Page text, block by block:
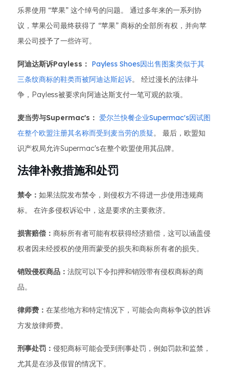
乐界使用 “苹果” 这个绰号的问题。 通过多年来的一系列协
议，苹果公司最终获得了 “苹果” 商标的全部所有权，并向苹
果公司授予了一些许可。
阿迪达斯诉Payless： Payless Shoes因出售图案类似于其
三条纹商标的鞋类而被阿迪达斯起诉。 经过漫长的法律斗
争，Payless被要求向阿迪达斯支付一笔可观的款项。
麦当劳与Supermac's： 爱尔兰快餐企业Supermac's因试图
在整个欧盟注册其名称而受到麦当劳的质疑。 最后，欧盟知
识产权局允许Supermac's在整个欧盟使用其品牌。
法律补救措施和处罚
禁令： 如果法院发布禁令，则侵权方不得进一步使用违规商
标。 在许多侵权诉讼中，这是要求的主要救济。
损害赔偿： 商标所有者可能有权获得经济赔偿，这可以涵盖侵
权者因未经授权的使用而蒙受的损失和商标所有者的损失。
销毁侵权商品： 法院可以下令扣押和销毁带有侵权商标的商
品。
律师费： 在某些地方和特定情况下，可能会向商标争议的胜诉
方发放律师费。
刑事处罚： 侵犯商标可能会受到刑事处罚，例如罚款和监禁，
尤其是在涉及假冒的情况下。